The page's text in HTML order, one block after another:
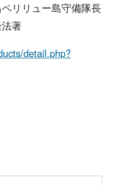
リリュー島守備隊長
著
detail.php?